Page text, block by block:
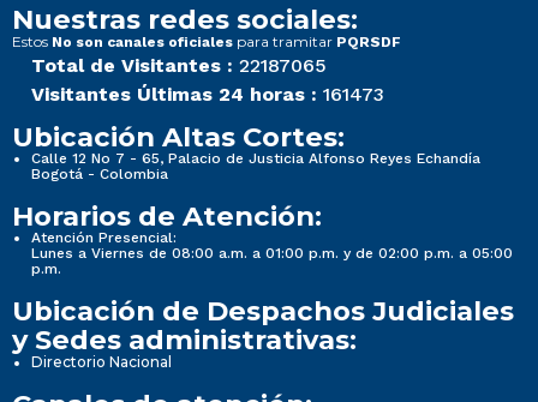
Nuestras redes sociales:
Estos No son canales oficiales para tramitar PQRSDF
Total de Visitantes : 22187065
Visitantes Últimas 24 horas : 161473
Ubicación Altas Cortes:
Calle 12 No 7 - 65, Palacio de Justicia Alfonso Reyes Echandía
Bogotá - Colombia
Horarios de Atención:
Atención Presencial:
Lunes a Viernes de 08:00 a.m. a 01:00 p.m. y de 02:00 p.m. a 05:00
p.m.
Ubicación de Despachos Judiciales
y Sedes administrativas:
Directorio Nacional